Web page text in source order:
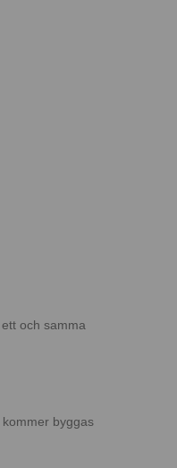
och samma
byggas